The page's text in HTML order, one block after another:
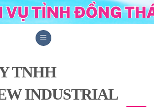
TNHH
INDUSTRIAL